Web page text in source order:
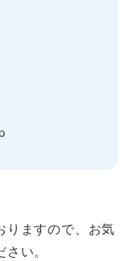
りますので、お気
い。